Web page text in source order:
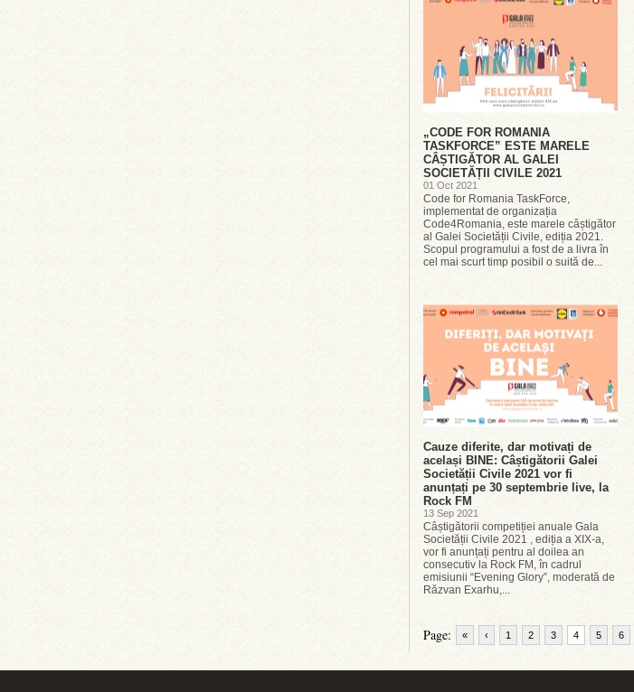
„CODE FOR ROMANIA
TASKFORCE” ESTE MARELE
CÂȘTIGĂTOR AL GALEI
SOCIETĂȚII CIVILE 2021
01 Oct 2021
Code for Romania TaskForce,
implementat de organizația
Code4Romania, este marele câștigător
al Galei Societății Civile, ediția 2021.
Scopul programului a fost de a livra în
cel mai scurt timp posibil o suită de...
Cauze diferite, dar motivați de
același BINE: Câștigătorii Galei
Societății Civile 2021 vor fi
anunțați pe 30 septembrie live, la
Rock FM
13 Sep 2021
Câștigătorii competiției anuale Gala
Societății Civile 2021 , ediția a XIX-a,
vor fi anunțați pentru al doilea an
consecutiv la Rock FM, în cadrul
emisiunii “Evening Glory”, moderată de
Răzvan Exarhu,...
Page: « ‹ 1 2 3 4 5 6